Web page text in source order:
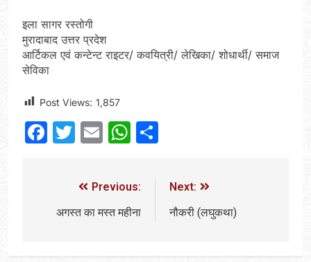
इला सागर रस्तोगी
मुरादाबाद उत्तर प्रदेश
आर्टिकल एवं कन्टेन्ट राइटर/ कवयित्री/ लेखिका/ शोधार्थी/ समाज
सेविका
Post Views: 1,857
Facebook
Twitter
EmailWhatsApp
Previous:
अगस्त का मस्त महीना
Next:
नौकरी (लघुकथा)